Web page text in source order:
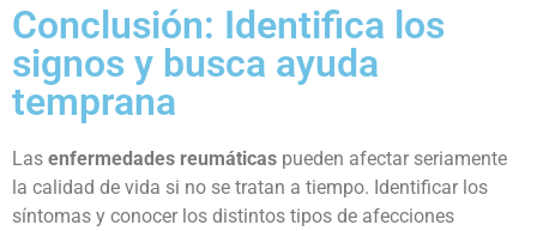
Conclusión: Identifica los
signos y busca ayuda
temprana
Las enfermedades reumáticas pueden afectar seriamente
la calidad de vida si no se tratan a tiempo. Identificar los
síntomas y conocer los distintos tipos de afecciones